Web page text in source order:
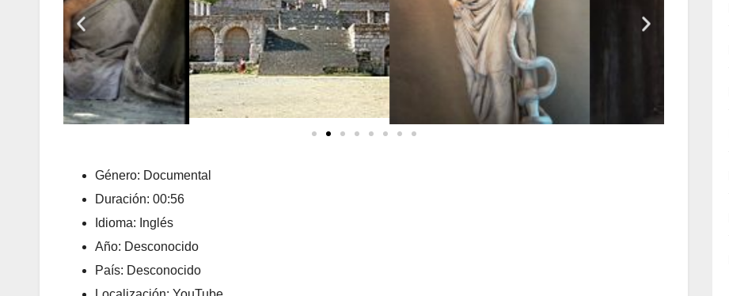
Género: Documental
Duración: 00:56
Idioma: Inglés
Año: Desconocido
País: Desconocido